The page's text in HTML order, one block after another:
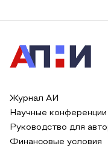
Журнал АИ
Научные конференции
Руководство для
Финансовые условия